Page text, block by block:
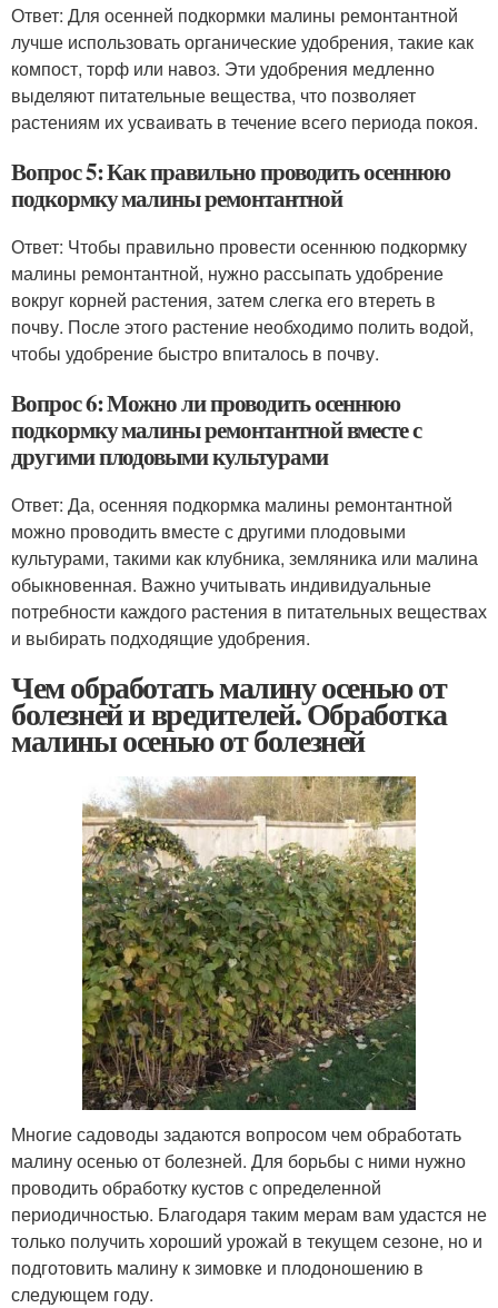
Ответ: Для осенней подкормки малины ремонтантной
лучше использовать органические удобрения, такие как
компост, торф или навоз. Эти удобрения медленно
выделяют питательные вещества, что позволяет
растениям их усваивать в течение всего периода покоя.
Вопрос 5: Как правильно проводить осеннюю
подкормку малины ремонтантной
Ответ: Чтобы правильно провести осеннюю подкормку
малины ремонтантной, нужно рассыпать удобрение
вокруг корней растения, затем слегка его втереть в
почву. После этого растение необходимо полить водой,
чтобы удобрение быстро впиталось в почву.
Вопрос 6: Можно ли проводить осеннюю
подкормку малины ремонтантной вместе с
другими плодовыми культурами
Ответ: Да, осенняя подкормка малины ремонтантной
можно проводить вместе с другими плодовыми
культурами, такими как клубника, земляника или малина
обыкновенная. Важно учитывать индивидуальные
потребности каждого растения в питательных веществах
и выбирать подходящие удобрения.
Чем обработать малину осенью от
болезней и вредителей. Обработка
малины осенью от болезней
Многие садоводы задаются вопросом чем обработать
малину осенью от болезней. Для борьбы с ними нужно
проводить обработку кустов с определенной
периодичностью. Благодаря таким мерам вам удастся не
только получить хороший урожай в текущем сезоне, но и
подготовить малину к зимовке и плодоношению в
следующем году.